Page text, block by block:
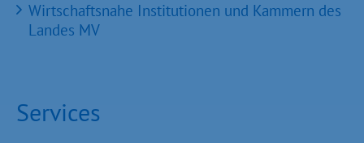
Wirtschaftsnahe Institutionen und Kammern des
Landes MV
Services